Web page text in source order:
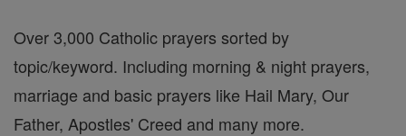
Over 3,000 Catholic prayers sorted by
topic/keyword. Including morning & night prayers,
marriage and basic prayers like Hail Mary, Our
Father, Apostles' Creed and many more.